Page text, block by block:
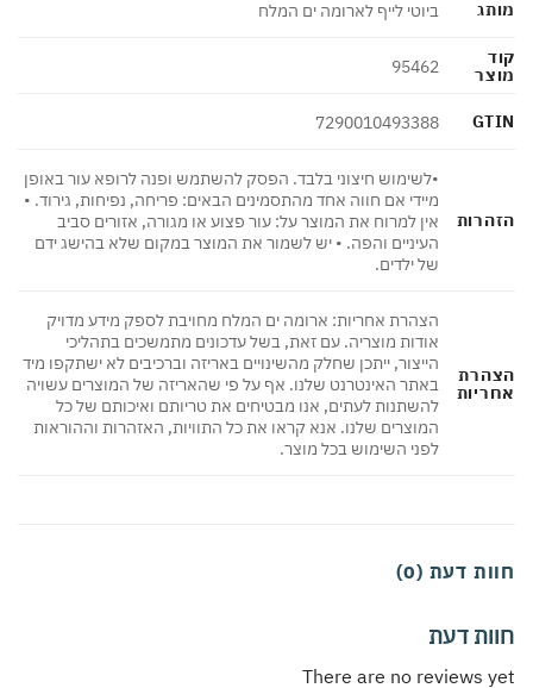
ביוטי לייף לארומה ים המלח
95462
7290010493388
•לשימוש חיצוני בלבד. הפסק להשתמש ופנה לרופא עור באופן
מיידי אם חווה אחד מהתסמינים הבאים: פריחה, נפיחות, גירוד. •
אין למרוח את המוצר על: עור פצוע או מגורה, אזורים סביב
העיניים והפה. • יש לשמור את המוצר במקום שלא בהישג ידם
של ילדים.
הצהרת אחריות: ארומה ים המלח מחויבת לספק מידע מדויק
אודות מוצריה. עם זאת, בשל עדכונים מתמשכים בתהליכי
הייצור, ייתכן שחלק מהשינויים באריזה וברכיבים לא ישתקפו מיד
באתר האינטרנט שלנו. אף על פי שהאריזה של המוצרים עשויה
להשתנות לעתים, אנו מבטיחים את טריותם ואיכותם של כל
המוצרים שלנו. אנא קראו את כל התוויות, האזהרות וההוראות
לפני השימוש בכל מוצר.
דעת (0)
דעת
There are no reviews